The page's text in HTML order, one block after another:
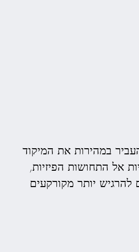
במהירות את המיקוד
אל התחושות הפיזיות,
יותר מקורקעים